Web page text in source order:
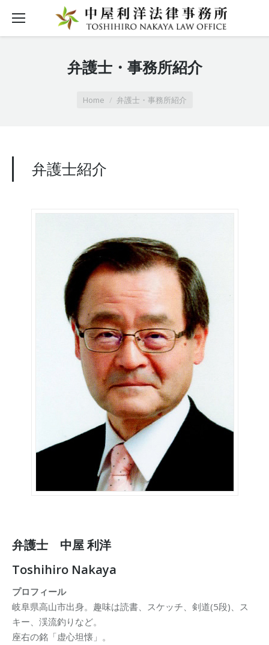
弁護士・事務所紹介
Home 弁護士・事務所紹介
弁護士紹介
弁護士 中屋 利洋
Toshihiro Nakaya
プロフィール
岐阜県高山市出身。趣味は読書、スケッチ、剣道(5段)、ス
キー、渓流釣りなど。
座右の銘「虚心坦懐」。